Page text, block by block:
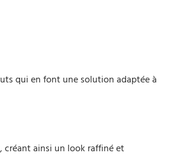
qui en font une solution adaptée à
créant ainsi un look raffiné et